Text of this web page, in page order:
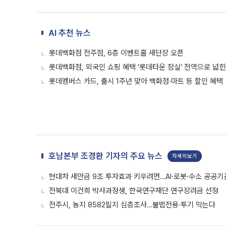
AI 추천 뉴스
롯데백화점 전주점, 6층 이벤트홀 새단장 오픈
롯데백화점, 외국인 쇼핑 혜택 ‘롯데타운 잠실’ 전역으로 넓
롯데멤버스 카드, 출시 1주년 맞아 백화점·마트 등 할인 혜택
호남본부 조경환 기자의 주요 뉴스 자세히보기
현대차 새만금 9조 투자효과 키우려면…AI·로봇·수소 공공기
전북대 이건희 박사과정생, 한국연구재단 연구장려금 선정
전주시, 농지 8582필지 심층조사…불법전용·투기 막는다